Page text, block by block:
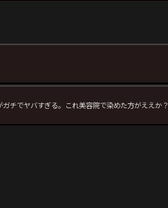
ガチでヤバすぎる。これ美容院で染めた方がええか？